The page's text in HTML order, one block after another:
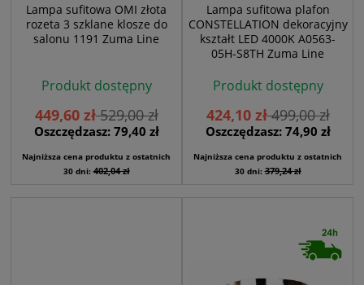
Lampa sufitowa OMI złota
rozeta 3 szklane klosze do
salonu 1191 Zuma Line
Produkt dostępny
449,60 zł529,00 zł
Oszczędzasz: 79,40 zł
Najniższa cena produktu z ostatnich
30 dni:402,04 zł
Lampa sufitowa plafon
CONSTELLATION dekoracyjny
kształt LED 4000K A0563-
05H-S8TH Zuma Line
Produkt dostępny
424,10 zł499,00 zł
Oszczędzasz: 74,90 zł
Najniższa cena produktu z ostatnich
30 dni:379,24 zł